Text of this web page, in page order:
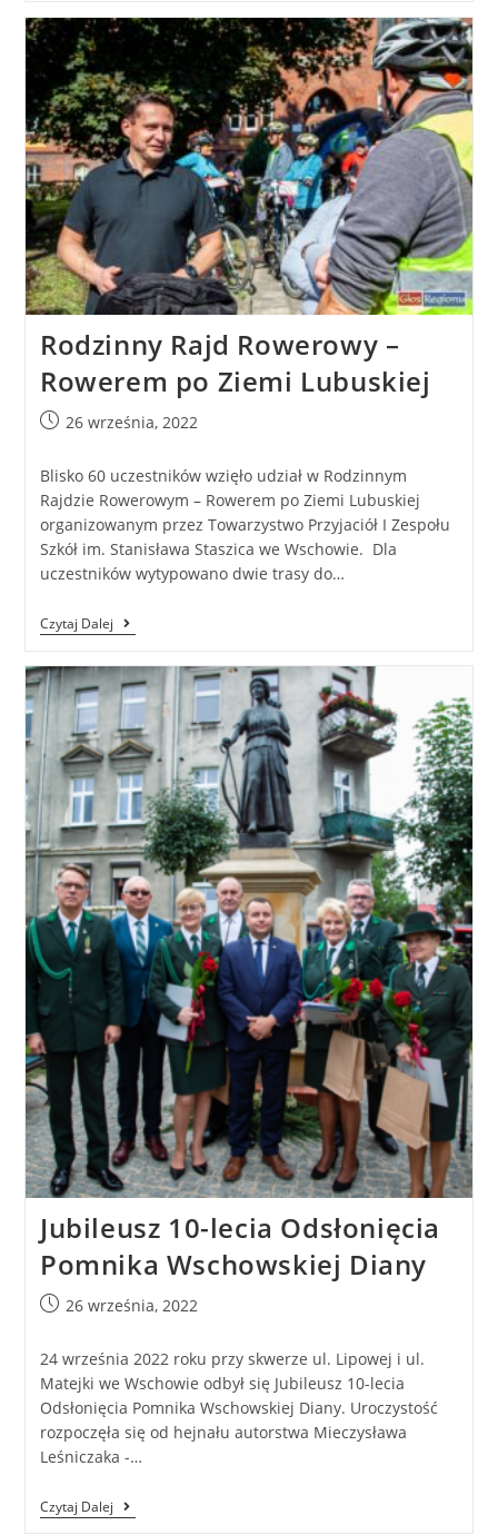
Rodzinny Rajd Rowerowy –
Rowerem po Ziemi Lubuskiej
26 września, 2022
Blisko 60 uczestników wzięło udział w Rodzinnym
Rajdzie Rowerowym – Rowerem po Ziemi Lubuskiej
organizowanym przez Towarzystwo Przyjaciół I Zespołu
Szkół im. Stanisława Staszica we Wschowie. Dla
uczestników wytypowano dwie trasy do…
Czytaj Dalej
Jubileusz 10-lecia Odsłonięcia
Pomnika Wschowskiej Diany
26 września, 2022
24 września 2022 roku przy skwerze ul. Lipowej i ul.
Matejki we Wschowie odbył się Jubileusz 10-lecia
Odsłonięcia Pomnika Wschowskiej Diany. Uroczystość
rozpoczęła się od hejnału autorstwa Mieczysława
Leśniczaka -…
Czytaj Dalej